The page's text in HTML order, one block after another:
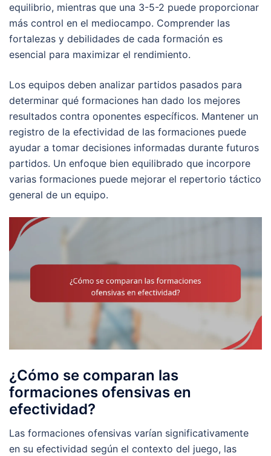
equilibrio, mientras que una 3-5-2 puede proporcionar
más control en el mediocampo. Comprender las
fortalezas y debilidades de cada formación es
esencial para maximizar el rendimiento.
Los equipos deben analizar partidos pasados para
determinar qué formaciones han dado los mejores
resultados contra oponentes específicos. Mantener un
registro de la efectividad de las formaciones puede
ayudar a tomar decisiones informadas durante futuros
partidos. Un enfoque bien equilibrado que incorpore
varias formaciones puede mejorar el repertorio táctico
general de un equipo.
¿Cómo se comparan las
formaciones ofensivas en
efectividad?
Las formaciones ofensivas varían significativamente
en su efectividad según el contexto del juego, las